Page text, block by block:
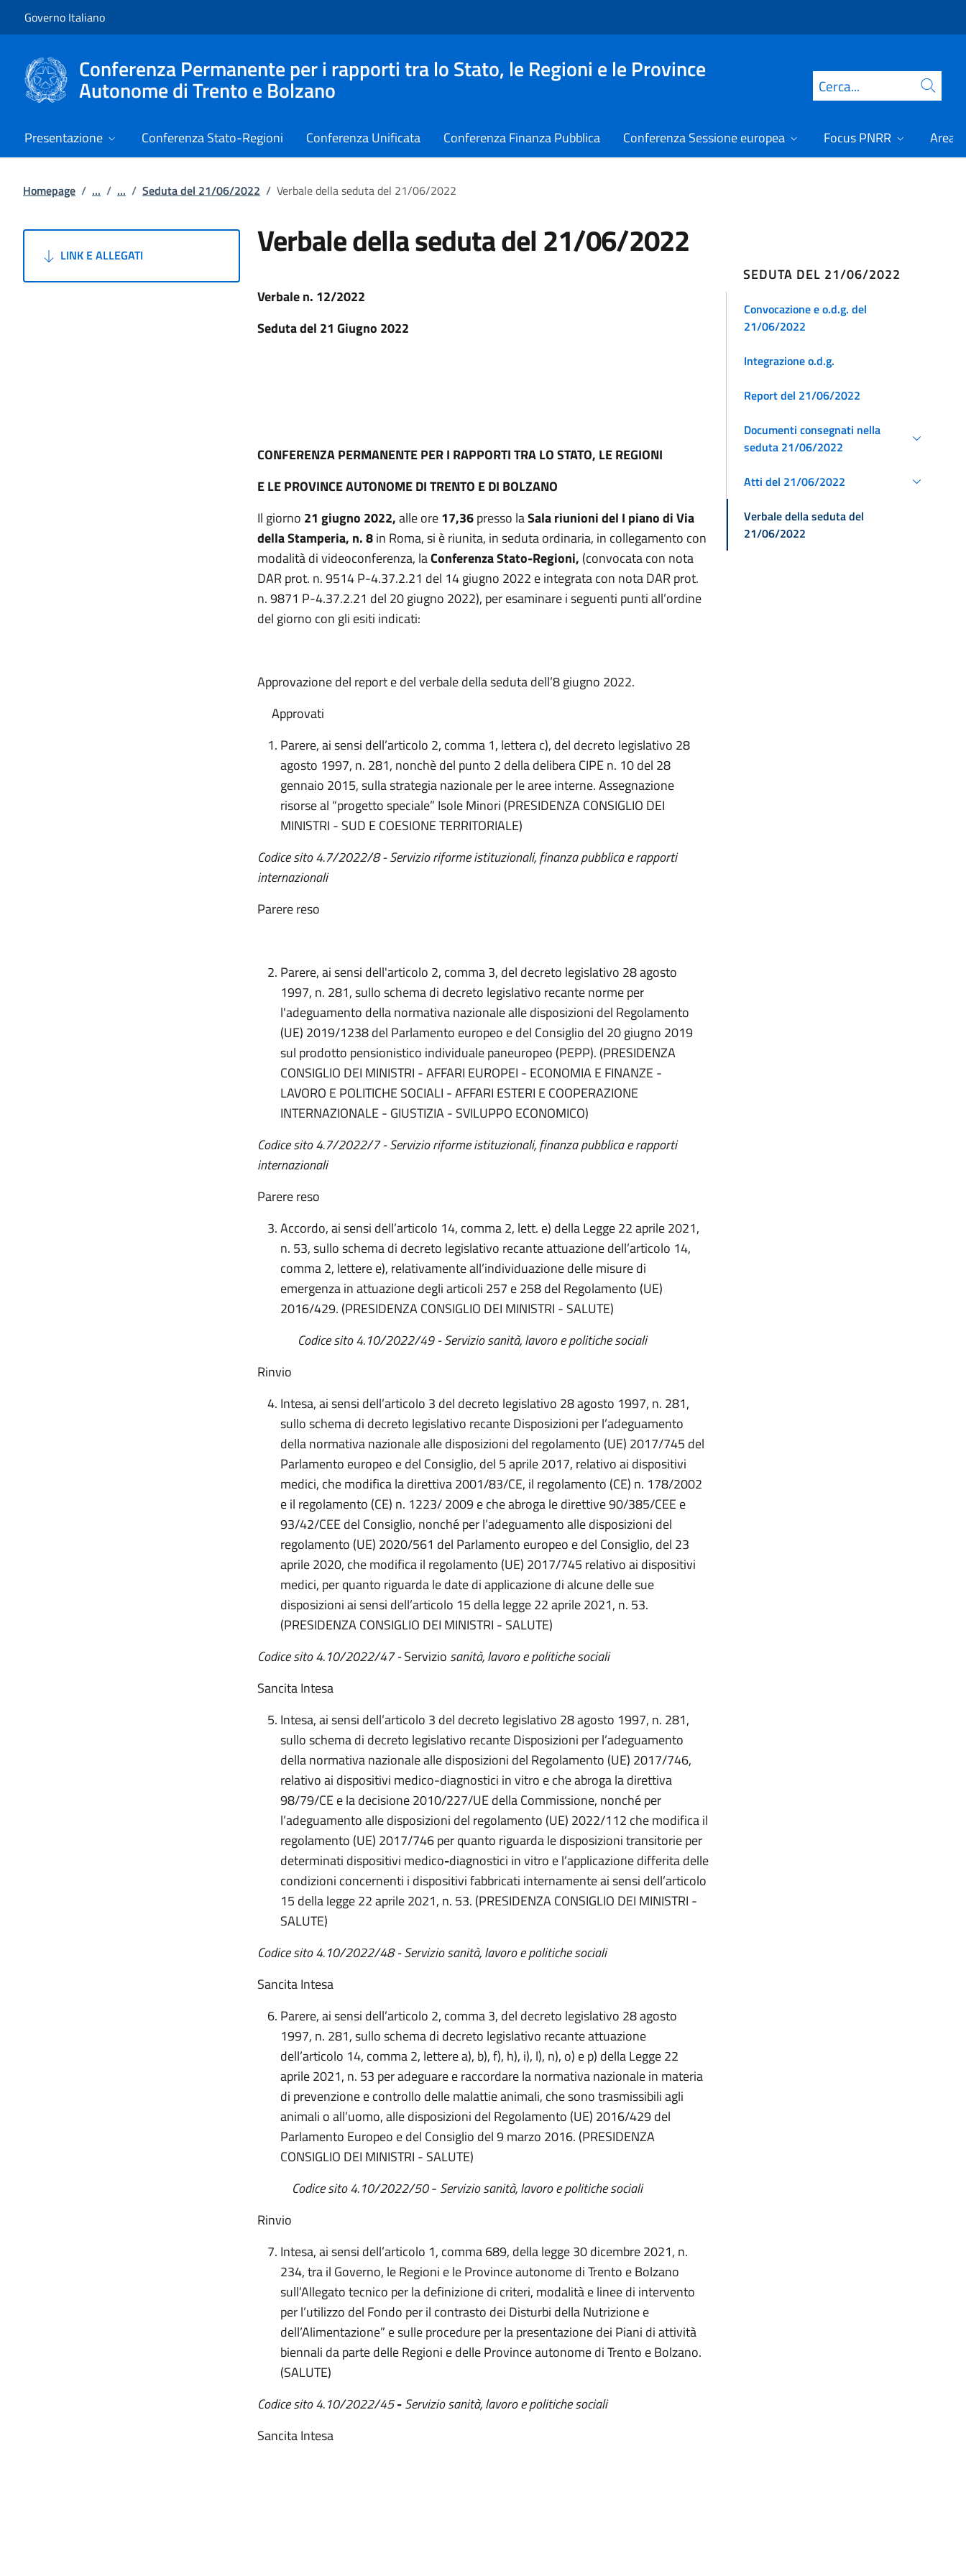
Governo Italiano
Conferenza Permanente per i rapporti tra lo Stato, le Regioni e le Province
Autonome di Trento e Bolzano Cerca
Presentazione Conferenza Stato-Regioni Conferenza Unificata Conferenza Finanza Pubblica Conferenza Sessione europea Focus PNRR Area
Homepage / ... / ... / Seduta del 21/06/2022 / Verbale della seduta del 21/06/2022
LINK E ALLEGATI Verbale della seduta del 21/06/2022
Verbale n. 12/2022
Seduta del 21 Giugno 2022
CONFERENZA PERMANENTE PER I RAPPORTI TRA LO STATO, LE REGIONI
E LE PROVINCE AUTONOME DI TRENTO E DI BOLZANO
Il giorno 21 giugno 2022,alle ore17,36presso laSala riunioni del I piano di Via
della Stamperia, n. 8in Roma, si è riunita, in seduta ordinaria, in collegamento con
modalità di videoconferenza, laConferenza Stato-Regioni, (convocata con nota
DAR prot. n. 9514 P-4.37.2.21 del 14 giugno 2022 e integrata con nota DAR prot.
n. 9871 P-4.37.2.21 del 20 giugno 2022), per esaminare i seguenti punti all’ordine
del giorno con gli esiti indicati:
Approvazione del report e del verbale della seduta dell’8 giugno 2022.
Approvati
Parere, ai sensi dell’articolo 2, comma 1, lettera c), del decreto legislativo 28
agosto 1997, n. 281, nonchè del punto 2 della delibera CIPE n. 10 del 28
gennaio 2015, sulla strategia nazionale per le aree interne. Assegnazione
risorse al “progetto speciale” Isole Minori (PRESIDENZA CONSIGLIO DEI
MINISTRI - SUD E COESIONE TERRITORIALE)
Codice sito 4.7/2022/8 - Servizio riforme istituzionali, finanza pubblica e rapporti
internazionali
Parere reso
Parere, ai sensi dell'articolo 2, comma 3, del decreto legislativo 28 agosto
1997, n. 281, sullo schema di decreto legislativo recante norme per
l'adeguamento della normativa nazionale alle disposizioni del Regolamento
(UE) 2019/1238 del Parlamento europeo e del Consiglio del 20 giugno 2019
sul prodotto pensionistico individuale paneuropeo (PEPP). (PRESIDENZA
CONSIGLIO DEI MINISTRI - AFFARI EUROPEI - ECONOMIA E FINANZE -
LAVORO E POLITICHE SOCIALI - AFFARI ESTERI E COOPERAZIONE
INTERNAZIONALE - GIUSTIZIA - SVILUPPO ECONOMICO)
Codice sito 4.7/2022/7 - Servizio riforme istituzionali, finanza pubblica e rapporti
internazionali
Parere reso
Accordo, ai sensi dell’articolo 14, comma 2, lett. e) della Legge 22 aprile 2021,
n. 53, sullo schema di decreto legislativo recante attuazione dell’articolo 14,
comma 2, lettere e), relativamente all’individuazione delle misure di
emergenza in attuazione degli articoli 257 e 258 del Regolamento (UE)
2016/429. (PRESIDENZA CONSIGLIO DEI MINISTRI - SALUTE)
Codice sito 4.10/2022/49 - Servizio sanità, lavoro e politiche sociali
Rinvio
Intesa, ai sensi dell’articolo 3 del decreto legislativo 28 agosto 1997, n. 281,
sullo schema di decreto legislativo recante Disposizioni per l’adeguamento
della normativa nazionale alle disposizioni del regolamento (UE) 2017/745 del
Parlamento europeo e del Consiglio, del 5 aprile 2017, relativo ai dispositivi
medici, che modifica la direttiva 2001/83/CE, il regolamento (CE) n. 178/2002
e il regolamento (CE) n. 1223/ 2009 e che abroga le direttive 90/385/CEE e
93/42/CEE del Consiglio, nonché per l’adeguamento alle disposizioni del
regolamento (UE) 2020/561 del Parlamento europeo e del Consiglio, del 23
aprile 2020, che modifica il regolamento (UE) 2017/745 relativo ai dispositivi
medici, per quanto riguarda le date di applicazione di alcune delle sue
disposizioni ai sensi dell’articolo 15 della legge 22 aprile 2021, n. 53.
(PRESIDENZA CONSIGLIO DEI MINISTRI - SALUTE)
Codice sito 4.10/2022/47 -Servizio sanità, lavoro e politiche sociali
Sancita Intesa
Intesa, ai sensi dell’articolo 3 del decreto legislativo 28 agosto 1997, n. 281,
sullo schema di decreto legislativo recante Disposizioni per l’adeguamento
della normativa nazionale alle disposizioni del Regolamento (UE) 2017/746,
relativo ai dispositivi medico-diagnostici in vitro e che abroga la direttiva
98/79/CE e la decisione 2010/227/UE della Commissione, nonché per
l’adeguamento alle disposizioni del regolamento (UE) 2022/112 che modifica il
regolamento (UE) 2017/746 per quanto riguarda le disposizioni transitorie per
determinati dispositivi medico-diagnostici in vitro e l’applicazione differita delle
condizioni concernenti i dispositivi fabbricati internamente ai sensi dell’articolo
15 della legge 22 aprile 2021, n. 53. (PRESIDENZA CONSIGLIO DEI MINISTRI -
SALUTE)
Codice sito 4.10/2022/48 - Servizio sanità, lavoro e politiche sociali
Sancita Intesa
Parere, ai sensi dell’articolo 2, comma 3, del decreto legislativo 28 agosto
1997, n. 281, sullo schema di decreto legislativo recante attuazione
dell’articolo 14, comma 2, lettere a), b), f), h), i), l), n), o) e p) della Legge 22
aprile 2021, n. 53 per adeguare e raccordare la normativa nazionale in materia
di prevenzione e controllo delle malattie animali, che sono trasmissibili agli
animali o all’uomo, alle disposizioni del Regolamento (UE) 2016/429 del
Parlamento Europeo e del Consiglio del 9 marzo 2016. (PRESIDENZA
CONSIGLIO DEI MINISTRI - SALUTE)
Codice sito 4.10/2022/50- Servizio sanità, lavoro e politiche sociali
Rinvio
Intesa, ai sensi dell’articolo 1, comma 689, della legge 30 dicembre 2021, n.
234, tra il Governo, le Regioni e le Province autonome di Trento e Bolzano
sull’Allegato tecnico per la definizione di criteri, modalità e linee di intervento
per l’utilizzo del Fondo per il contrasto dei Disturbi della Nutrizione e
dell’Alimentazione” e sulle procedure per la presentazione dei Piani di attività
biennali da parte delle Regioni e delle Province autonome di Trento e Bolzano.
(SALUTE)
Codice sito 4.10/2022/45-Servizio sanità, lavoro e politiche sociali
Sancita Intesa
SEDUTA DEL 21/06/2022
Convocazione e o.d.g. del
21/06/2022
Integrazione o.d.g.
Report del 21/06/2022
Documenti consegnati nella
seduta 21/06/2022
Atti del 21/06/2022
Verbale della seduta del
21/06/2022